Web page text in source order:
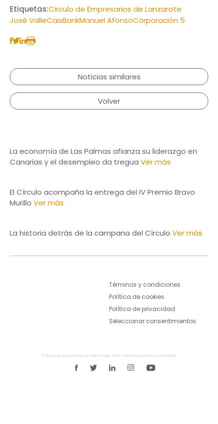
Etiquetas:Circulo de Empresarios de Lanzarote
José ValleCaixBankManuel AfonsoCorporación 5
Noticias similares
Volver
La economía de Las Palmas afianza su liderazgo en
Canarias y el desempleo da tregua Ver más
El Círculo acompaña la entrega del IV Premio Bravo
Murillo Ver más
La historia detrás de la campana del Círculo Ver más
Términos y condiciones
Política de cookies
Política de privacidad
Seleccionar consentimientos
© Círculo de empresarios de Gran Canaria, 2022 - Todos los derechos reservados.